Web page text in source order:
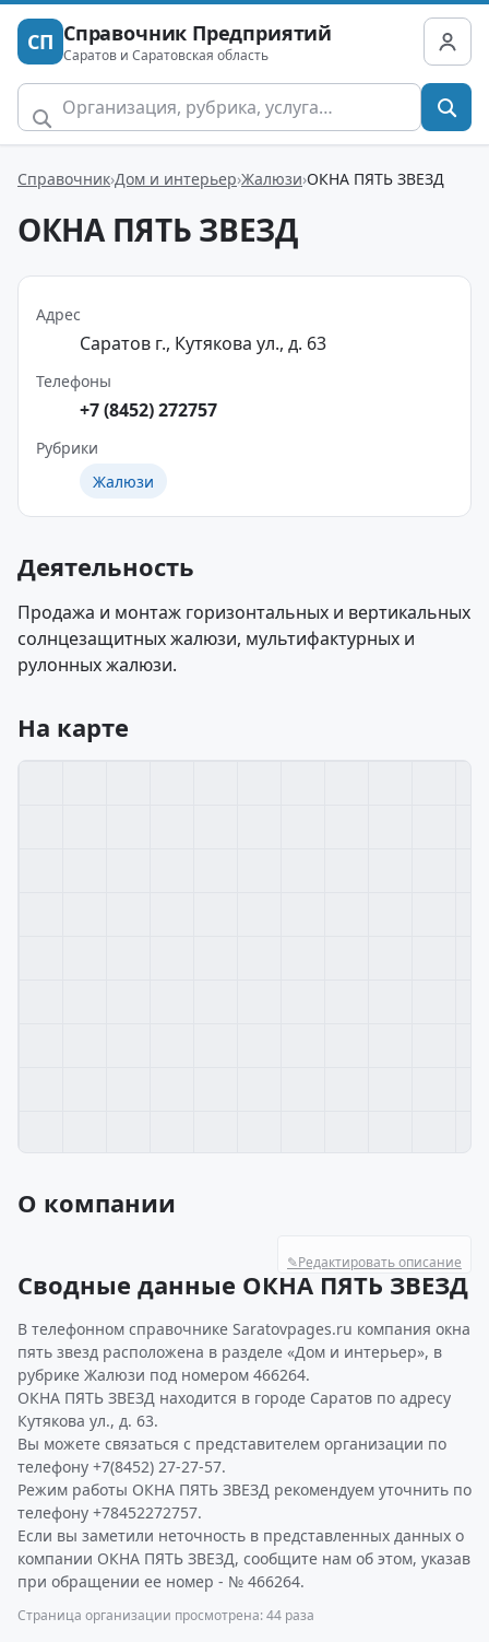
СП Справочник Предприятий
Саратов и Саратовская область
Справочник Дом и интерьер Жалюзи ОКНА ПЯТЬ ЗВЕЗД
ОКНА ПЯТЬ ЗВЕЗД
Адрес
Саратов г., Кутякова ул., д. 63
Телефоны
+7 (8452) 272757
Рубрики
Жалюзи
Деятельность
Продажа и монтаж горизонтальных и вертикальных
солнцезащитных жалюзи, мультифактурных и
рулонных жалюзи.
На карте
О компании
✎Редактировать описание
Сводные данные ОКНА ПЯТЬ ЗВЕЗД
В телефонном справочнике Saratovpages.ru компания окна
пять звезд расположена в разделе «Дом и интерьер», в
рубрике Жалюзи под номером 466264.
ОКНА ПЯТЬ ЗВЕЗД находится в городе Саратов по адресу
Кутякова ул., д. 63.
Вы можете связаться с представителем организации по
телефону +7(8452) 27-27-57.
Режим работы ОКНА ПЯТЬ ЗВЕЗД рекомендуем уточнить по
телефону +78452272757.
Если вы заметили неточность в представленных данных о
компании ОКНА ПЯТЬ ЗВЕЗД, сообщите нам об этом, указав
при обращении ее номер - № 466264.
Страница организации просмотрена: 44 раза